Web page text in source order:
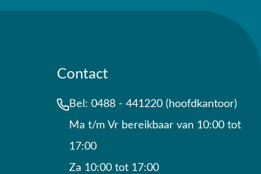
Contact
Bel: 0488 - 441220 (hoofdkantoor)
Ma t/m Vr bereikbaar van 10:00 tot
17:00
Za 10:00 tot 17:00